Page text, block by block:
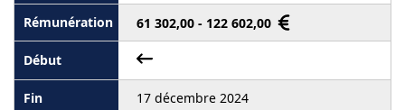
61 302,00 - 122 602,00
17 décembre 2024